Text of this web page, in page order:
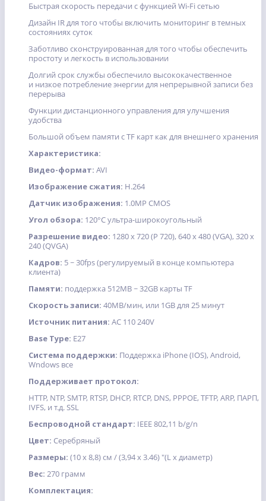
Быстрая скорость передачи с функцией Wi-Fi сетью
Дизайн IR для того чтобы включить мониторинг в темных
состояниях суток
Заботливо сконструированная для того чтобы обеспечить
простоту и легкость в использовании
Долгий срок службы обеспечило высококачественное
и низкое потребление энергии для непрерывной записи без
перерыва
Функции дистанционного управления для улучшения
удобства
Большой объем памяти с TF карт как для внешнего хранения
Характеристика:
Видео-формат: AVI
Изображение сжатия: H.264
Датчик изображения: 1.0MP CMOS
Угол обзора: 120°С ультра-широкоугольный
Разрешение видео: 1280 x 720 (P 720), 640 x 480 (VGA), 320 x
240 (QVGA)
Кадров: 5 ~ 30fps (регулируемый в конце компьютера
клиента)
Памяти: поддержка 512MB ~ 32GB карты TF
Скорость записи: 40MB/мин, или 1GB для 25 минут
Источник питания: AC 110 240V
Base Type: E27
Система поддержки: Поддержка iPhone (IOS), Android,
Wndows все
Поддерживает протокол:
HTTP, NTP, SMTP, RTSP, DHCP, RTCP, DNS, PPPOE, TFTP, ARP, ПАРП,
IVFS, и т.д. SSL
Беспроводной стандарт: IEEE 802,11 b/g/n
Цвет: Серебряный
Размеры: (10 x 8,8) см / (3,94 x 3.46) "(L x диаметр)
Вес: 270 грамм
Комплектация: